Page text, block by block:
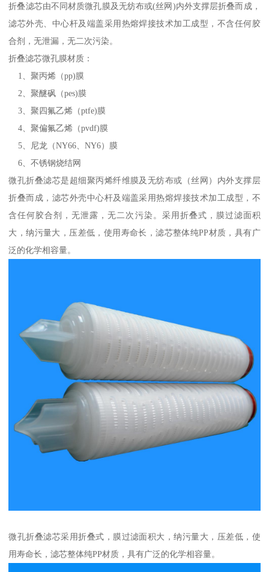
折叠滤芯由不同材质微孔膜及无纺布或(丝网)内外支撑层折叠而成，
滤芯外壳、中心杆及端盖采用热熔焊接技术加工成型，不含任何胶
合剂，无泄漏，无二次污染。
折叠滤芯微孔膜材质：
1、聚丙烯（pp)膜
2、聚醚砜（pes)膜
3、聚四氟乙烯（ptfe)膜
4、聚偏氟乙烯（pvdf)膜
5、尼龙（NY66、NY6）膜
6、不锈钢烧结网
微孔折叠滤芯是超细聚丙烯纤维膜及无纺布或（丝网）内外支撑层
折叠而成，滤芯外壳中心杆及端盖采用热熔焊接技术加工成型，不
含任何胶合剂，无泄露，无二次污染。采用折叠式，膜过滤面积
大，纳污量大，压差低，使用寿命长，滤芯整体纯PP材质，具有广
泛的化学相容量。
微孔折叠滤芯采用折叠式，膜过滤面积大，纳污量大，压差低，使
用寿命长，滤芯整体纯PP材质，具有广泛的化学相容量。